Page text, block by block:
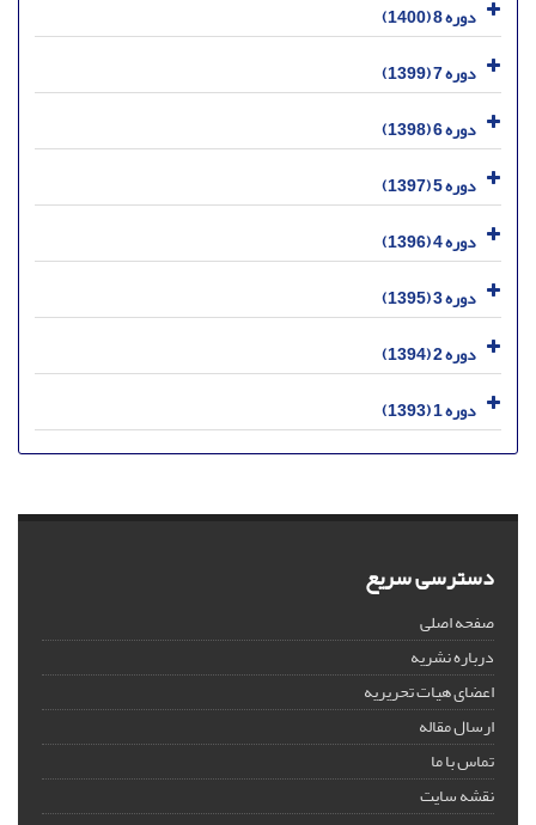
دوره 8 (1400)
دوره 7 (1399)
دوره 6 (1398)
دوره 5 (1397)
دوره 4 (1396)
دوره 3 (1395)
دوره 2 (1394)
دوره 1 (1393)
دسترسی سریع
صفحه اصلی
درباره نشریه
اعضای هیات تحریریه
ارسال مقاله
تماس با ما
نقشه سایت